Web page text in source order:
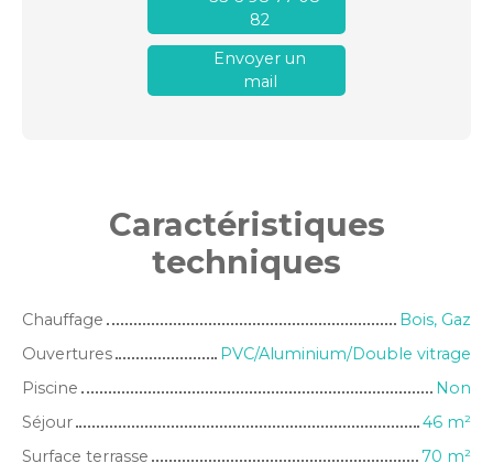
82
Envoyer un
mail
Caractéristiques
techniques
Chauffage
Bois, Gaz
Ouvertures
PVC/Aluminium/Double vitrage
Piscine
Non
Séjour
46 m²
Surface terrasse
70 m²